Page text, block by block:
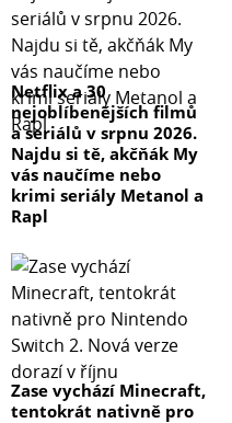
Netflix a 30
nejoblíbenějších filmů
a seriálů v srpnu 2026.
Najdu si tě, akčňák My
vás naučíme nebo
krimi seriály Metanol a
Rapl
Zase vychází Minecraft,
tentokrát nativně pro